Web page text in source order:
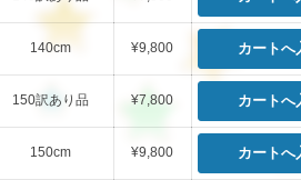
140cm ¥9,800
150訳あり品 ¥7,800
150cm ¥9,800